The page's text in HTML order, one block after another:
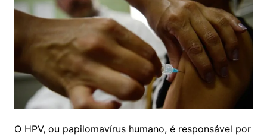
O HPV, ou papilomavírus humano, é responsável por